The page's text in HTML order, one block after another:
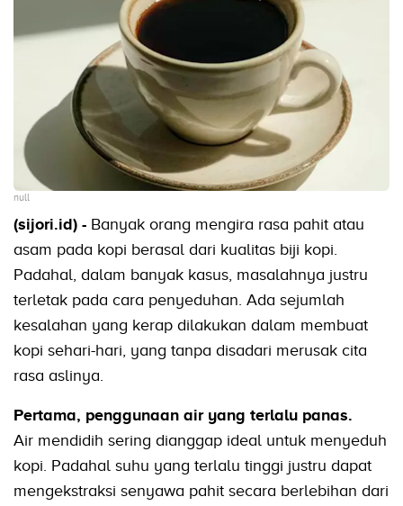
null
(sijori.id) - Banyak orang mengira rasa pahit atau
asam pada kopi berasal dari kualitas biji kopi.
Padahal, dalam banyak kasus, masalahnya justru
terletak pada cara penyeduhan. Ada sejumlah
kesalahan yang kerap dilakukan dalam membuat
kopi sehari-hari, yang tanpa disadari merusak cita
rasa aslinya.
Pertama, penggunaan air yang terlalu panas.
Air mendidih sering dianggap ideal untuk menyeduh
kopi. Padahal suhu yang terlalu tinggi justru dapat
mengekstraksi senyawa pahit secara berlebihan dari